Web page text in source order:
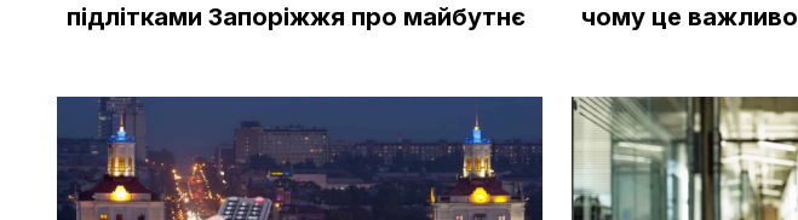
підлітками Запоріжжя про майбутнє
чому це важливо